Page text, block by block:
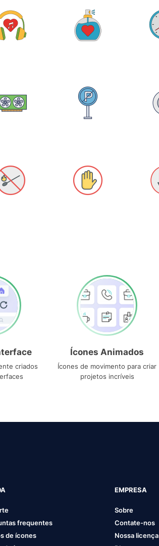
criados
Ícones Animados
Ícones de movimento para criar
projetos incríveis
frequentes
de ícones
EMPRESA
Sobre
Contate-nos
Nossa licença